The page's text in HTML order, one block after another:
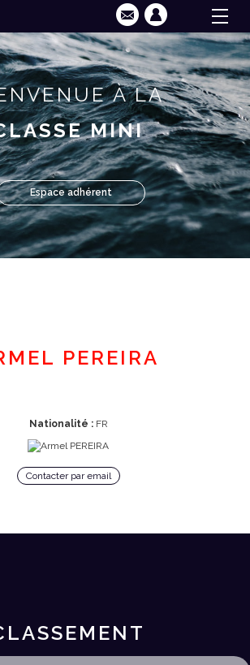
À LA
MINI
Espace adhérent
PEREIRA
Nationalité :FR
Contacter par email